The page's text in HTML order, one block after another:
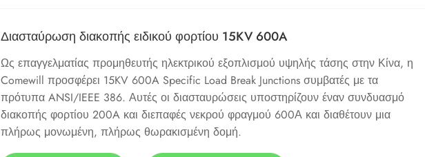
Διασταύρωση διακοπής ειδικού φορτίου 15KV 600A
Ως επαγγελματίας προμηθευτής ηλεκτρικού εξοπλισμού υψηλής τάσης στην Κίνα, η
Comewill προσφέρει 15KV 600A Specific Load Break Junctions συμβατές με τα
πρότυπα ANSI/IEEE 386. Αυτές οι διασταυρώσεις υποστηρίζουν έναν συνδυασμό
διακοπής φορτίου 200A και διεπαφές νεκρού φραγμού 600Α και διαθέτουν μια
πλήρως μονωμένη, πλήρως θωρακισμένη δομή.